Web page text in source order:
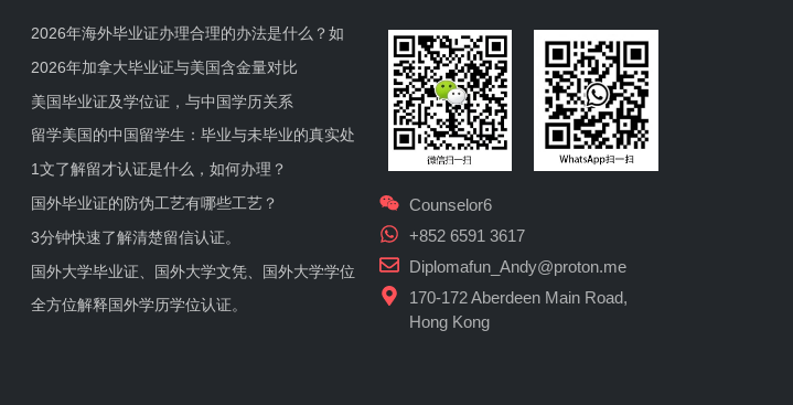
2026年海外毕业证办理合理的办法是什么？如
2026年加拿大毕业证与美国含金量对比
美国毕业证及学位证，与中国学历关系
留学美国的中国留学生：毕业与未毕业的真实处
1文了解留才认证是什么，如何办理？
国外毕业证的防伪工艺有哪些工艺？
3分钟快速了解清楚留信认证。
国外大学毕业证、国外大学文凭、国外大学学位
全方位解释国外学历学位认证。
Counselor6
+852 6591 3617
Diplomafun_Andy@proton.me
170-172 Aberdeen Main Road,
Hong Kong